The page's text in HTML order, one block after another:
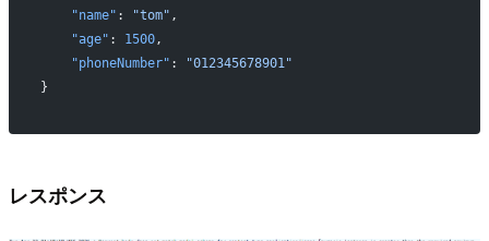
    "name"
: "tom" ,
    "age"
: 1500,
    "phoneNumber"
:
"012345678901"
}
レスポンス